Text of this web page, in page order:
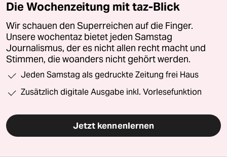
Die Wochenzeitung mit taz-Blick
Wir schauen den Superreichen auf die Finger.
Unsere wochentaz bietet jeden Samstag
Journalismus, der es nicht allen recht macht und
Stimmen, die woanders nicht gehört werden.
Jeden Samstag als gedruckte Zeitung frei Haus
Zusätzlich digitale Ausgabe inkl. Vorlesefunktion
Jetzt kennenlernen